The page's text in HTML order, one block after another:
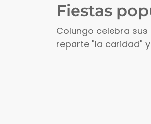
Fiestas
Colungo celebra sus
reparte "la caridad"